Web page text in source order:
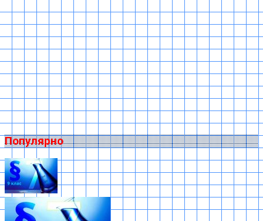
Популярно